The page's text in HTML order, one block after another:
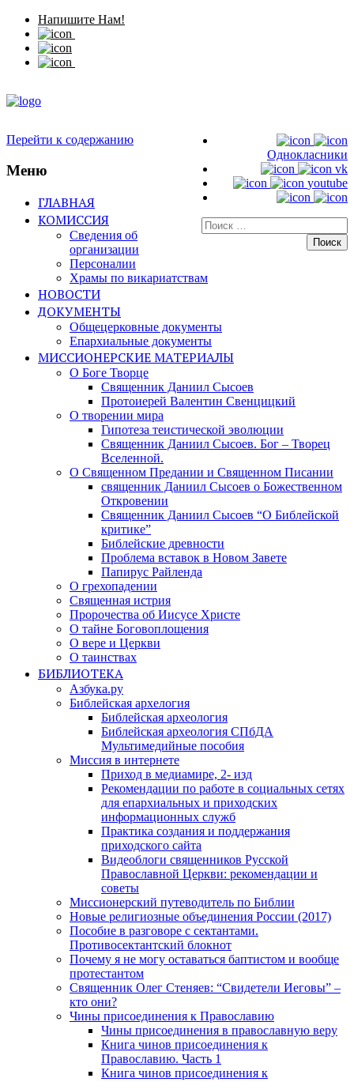
Напишите Нам!
Однокласники
vk
youtube
Искать:
Перейти к содержанию
Меню
ГЛАВНАЯ
КОМИССИЯ
Сведения об
организации
Персоналии
Храмы по викариатствам
НОВОСТИ
ДОКУМЕНТЫ
Общецерковные документы
Епархиальные документы
МИССИОНЕРСКИЕ МАТЕРИАЛЫ
О Боге Творце
Священник Даниил Сысоев
Протоиерей Валентин Свенцицкий
О творении мира
Гипотеза теистической эволюции
Священник Даниил Сысоев. Бог – Творец
Вселенной.
О Священном Предании и Священном Писании
священник Даниил Сысоев о Божественном
Откровении
Священник Даниил Сысоев “О Библейской
критике”
Библейские древности
Проблема вставок в Новом Завете
Папирус Райленда
О грехопадении
Священная истрия
Пророчества об Иисусе Христе
О тайне Боговоплощения
О вере и Церкви
О таинствах
БИБЛИОТЕКА
Азбука.ру
Библейская архелогия
Библейская археология
Библейская археология СПбДА
Мультимедийные пособия
Миссия в интернете
Приход в медиамире, 2- изд
Рекомендации по работе в социальных сетях
для епархиальных и приходских
информационных служб
Практика создания и поддержания
приходского сайта
Видеоблоги священников Русской
Православной Церкви: рекомендации и
советы
Миссионерский путеводитель по Библии
Новые религиозные объединения России (2017)
Пособие в разговоре с сектантами.
Противосектантский блокнот
Почему я не могу оставаться баптистом и вообще
протестантом
Священник Олег Стеняев: “Свидетели Иеговы” –
кто они?
Чины присоединения к Православию
Чины присоединения в православную веру
Книга чинов присоединения к
Православию. Часть 1
Книга чинов присоединения к